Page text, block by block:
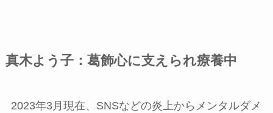
真木よう子：葛飾心に支えられ療養中
2023年3月現在、SNSなどの炎上からメンタルダメ